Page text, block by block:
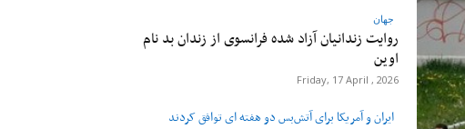
جهان
روایت زندانیان آزاد شده فرانسوی از زندان ‌بد نام
اوین
Friday, 17 April , 2026
ایران و آمریکا برای آتش‌بس دو هفته‌ ای توافق کردند